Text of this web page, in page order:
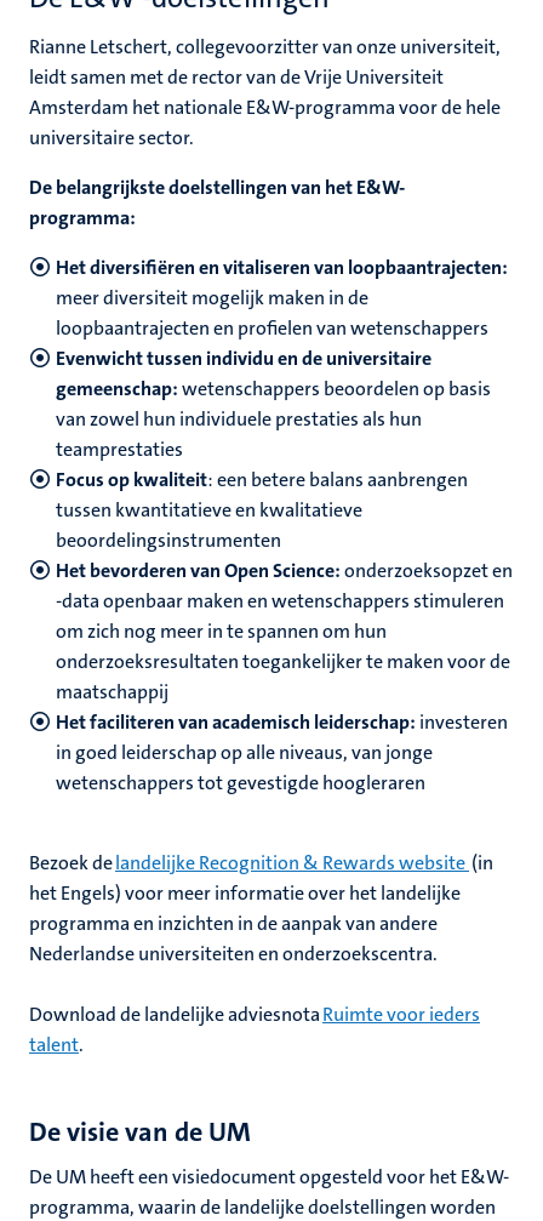
Rianne Letschert, collegevoorzitter van onze universiteit,
leidt samen met de rector van de Vrije Universiteit
Amsterdam het nationale E&W-programma voor de hele
universitaire sector.
De belangrijkste doelstellingen van het E&W-
programma:
Het diversifiëren en vitaliseren van loopbaantrajecten:
meer diversiteit mogelijk maken in de
loopbaantrajecten en profielen van wetenschappers
Evenwicht tussen individu en de universitaire
gemeenschap:wetenschappers beoordelen op basis
van zowel hun individuele prestaties als hun
teamprestaties
Focus op kwaliteit:een betere balans aanbrengen
tussen kwantitatieve en kwalitatieve
beoordelingsinstrumenten
Het bevorderen van Open Science:onderzoeksopzet en
-data openbaar maken en wetenschappers stimuleren
om zich nog meer in te spannen om hun
onderzoeksresultaten toegankelijker te maken voor de
maatschappij
Het faciliteren van academisch leiderschap: investeren
in goed leiderschap op alle niveaus, van jonge
wetenschappers tot gevestigde hoogleraren
Bezoek delandelijke Recognition & Rewards website (in
het Engels) voor meer informatie over het landelijke
programma en inzichten in de aanpak van andere
Nederlandse universiteiten en onderzoekscentra.
Download de landelijke adviesnotaRuimte voor ieders
talent.
De visie van de UM
De UM heeft een visiedocument opgesteld voor het E&W-
programma, waarin de landelijke doelstellingen worden